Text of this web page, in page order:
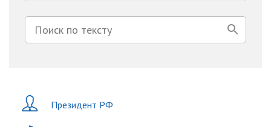
Президент РФ